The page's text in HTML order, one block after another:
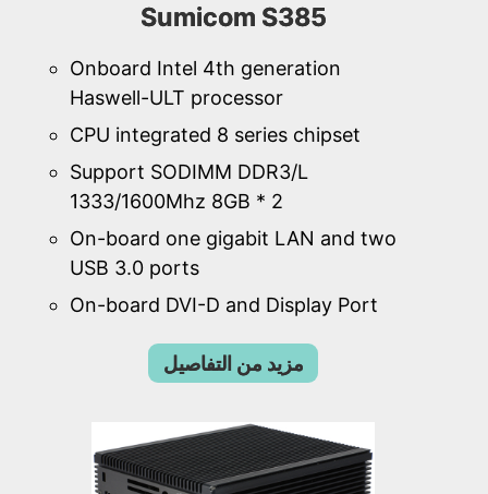
Sumicom S385
Onboard Intel 4th generation
Haswell-ULT processor
CPU integrated 8 series chipset
Support SODIMM DDR3/L
1333/1600Mhz 8GB * 2
On-board one gigabit LAN and two
USB 3.0 ports
On-board DVI-D and Display Port
مزيد من التفاصيل